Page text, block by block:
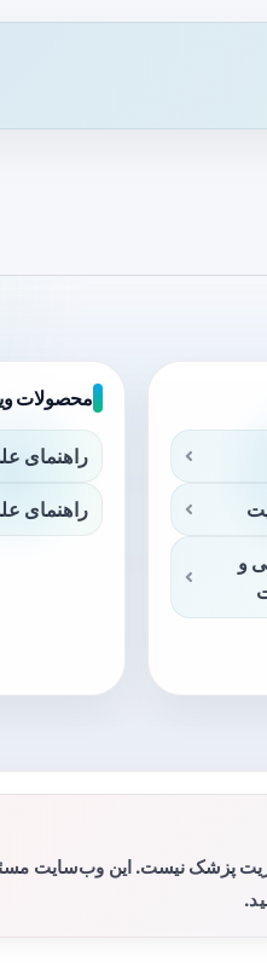
و
محصولات
راهنمای
راهنمای
نیست. این وب‌سایت